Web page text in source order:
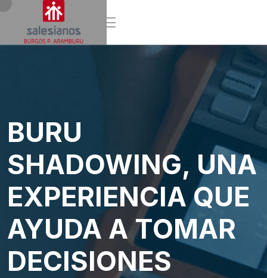
BURU
SHADOWING, UNA
EXPERIENCIA QUE
AYUDA A TOMAR
DECISIONES